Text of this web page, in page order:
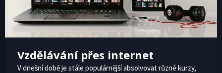
Vzdělávání přes internet
V dnešní době je stále populárnější absolvovat různé kurzy,